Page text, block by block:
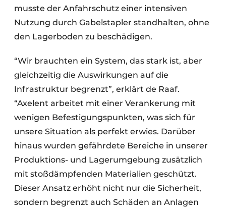
musste der Anfahrschutz einer intensiven
Nutzung durch Gabelstapler standhalten, ohne
den Lagerboden zu beschädigen.
“Wir brauchten ein System, das stark ist, aber
gleichzeitig die Auswirkungen auf die
Infrastruktur begrenzt”, erklärt de Raaf.
“Axelent arbeitet mit einer Verankerung mit
wenigen Befestigungspunkten, was sich für
unsere Situation als perfekt erwies. Darüber
hinaus wurden gefährdete Bereiche in unserer
Produktions- und Lagerumgebung zusätzlich
mit stoßdämpfenden Materialien geschützt.
Dieser Ansatz erhöht nicht nur die Sicherheit,
sondern begrenzt auch Schäden an Anlagen